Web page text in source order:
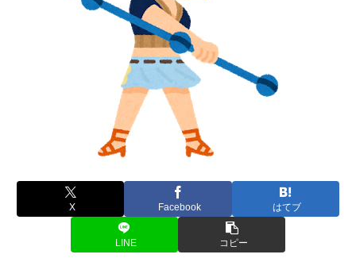
X Facebook はてブ
LINE コピー